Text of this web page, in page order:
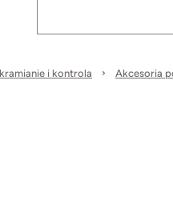
i kontrola Akcesoria